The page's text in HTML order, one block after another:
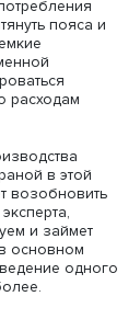
газа из
газа и
45% от
объема
странам ЕС
до 2030 года.
поставок
может